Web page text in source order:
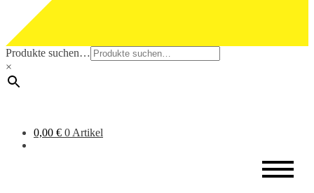
Produkte suchen…
×
0,00 € 0 Artikel